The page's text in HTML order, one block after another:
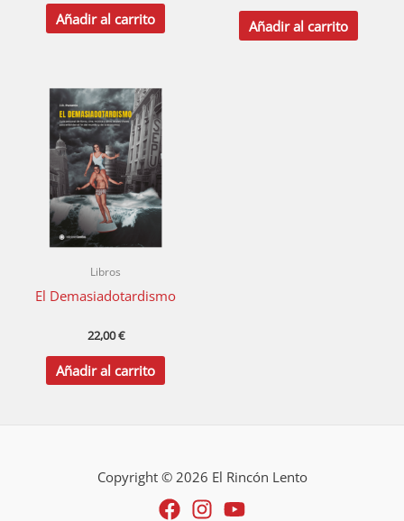
Añadir al carrito Añadir al carrito
Libros
El Demasiadotardismo
22,00€
Añadir al carrito
Copyright © 2026 El Rincón Lento